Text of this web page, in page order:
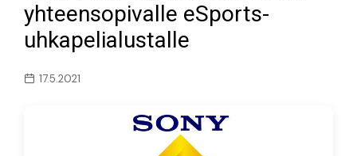
yhteensopivalle eSports-
uhkapelialustalle
17.5.2021